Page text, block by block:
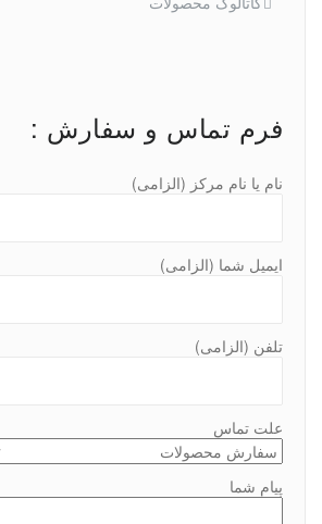
فرم تماس و سفارش :
نام یا نام مرکز (الزامی)
ایمیل شما (الزامی)
تلفن (الزامی)
علت تماس
پیام شما